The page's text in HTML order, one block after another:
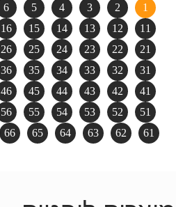
1
2
3
4
5
6
11
12
13
14
15
16
21
22
23
24
25
26
31
32
33
34
35
36
41
42
43
44
45
46
51
52
53
54
55
56
61
62
63
64
65
66